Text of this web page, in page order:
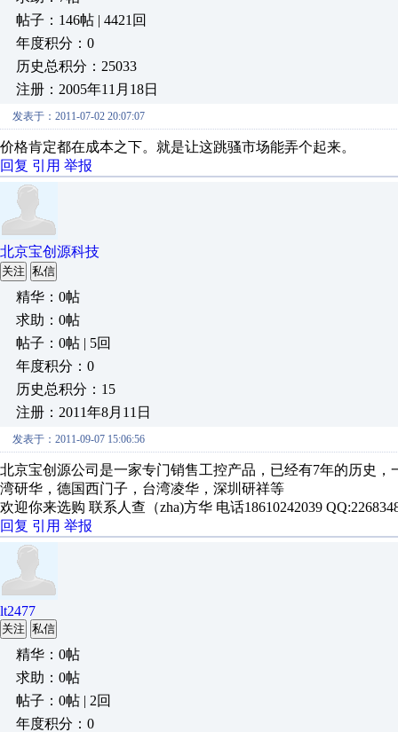
帖子：146帖 | 4421回
年度积分：0
历史总积分：25033
注册：2005年11月18日
发表于：2011-07-02 20:07:07
价格肯定都在成本之下。就是让这跳骚市场能弄个起来。
回复 引用 举报
北京宝创源科技
关注 私信
精华：0帖
求助：0帖
帖子：0帖 | 5回
年度积分：0
历史总积分：15
注册：2011年8月11日
发表于：2011-09-07 15:06:56
北京宝创源公司是一家专门销售工控产品，已经有7年的历史
湾研华，德国西门子，台湾凌华，深圳研祥等
欢迎你来选购 联系人查（zha)方华 电话18610242039
回复 引用 举报
lt2477
关注 私信
精华：0帖
求助：0帖
帖子：0帖 | 2回
年度积分：0